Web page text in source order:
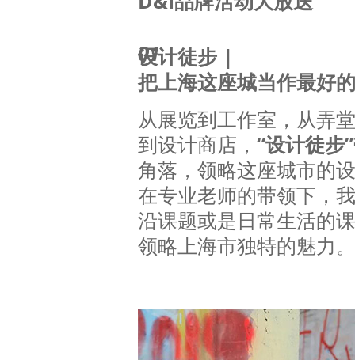
01
设计徒步 |
把上海这座城当作最好
从展览到工作室，从弄
到设计商店， “设计徒步”
角落，领略这座城市的
在专业老师的带领下，
沿课题或是日常生活的
领略上海市独特的魅力。